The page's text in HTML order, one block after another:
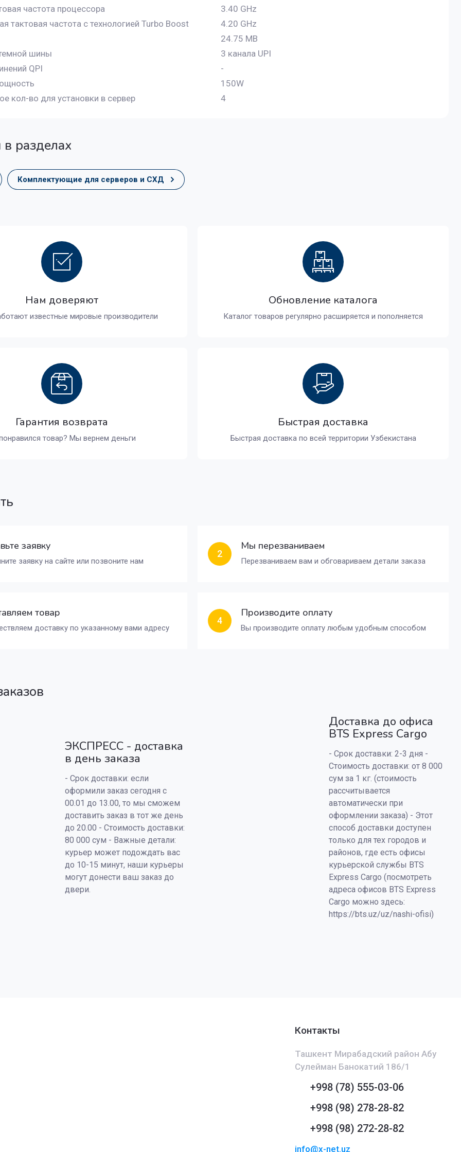
частота процессора
3.40 GHz
тактовая частота с технологией Turbo Boost 4.20 GHz
24.75 MB
шины
3 канала UPI
QPI
-
150W
кол-во для установки в сервер
4
разделах
Комплектующие для серверов и СХД
Нам доверяют
известные мировые производители
Обновление каталога
Каталог товаров регулярно расширяется и пополняется
Гарантия возврата
товар? Мы вернем деньги
Быстрая доставка
Быстрая доставка по всей территории Узбекистана
заявку
заявку на сайте или позвоните нам
2
Мы перезваниваем
Перезваниваем вам и обговариваем детали заказа
товар
доставку по указанному вами адресу
4
Производите оплату
Вы производите оплату любым удобным способом
ЭКСПРЕСС - доставка
в день заказа
- Срок доставки: если
оформили заказ сегодня с
00.01 до 13.00, то мы сможем
доставить заказ в тот же день
до 20.00 - Стоимость доставки:
80 000 сум - Важные детали:
курьер может подождать вас
до 10-15 минут, наши курьеры
могут донести ваш заказ до
двери.
Доставка до офиса
BTS Express Cargo
- Срок доставки: 2-3 дня -
Стоимость доставки: от 8 000
сум за 1 кг. (стоимость
рассчитывается
автоматически при
оформлении заказа) - Этот
способ доставки доступен
только для тех городов и
районов, где есть офисы
курьерской службы BTS
Express Cargo (посмотреть
адреса офисов BTS Express
Cargo можно здесь:
https://bts.uz/uz/nashi-ofisi)
Контакты
Ташкент Мирабадский район Абу
Сулейман Банокатий 186/1
+998 (78) 555-03-06
+998 (98) 278-28-82
+998 (98) 272-28-82
info@x-net.uz